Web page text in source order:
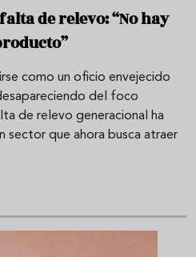
de relevo: “No hay
como un oficio envejecido
del foco
de relevo generacional ha
sector que ahora busca atraer